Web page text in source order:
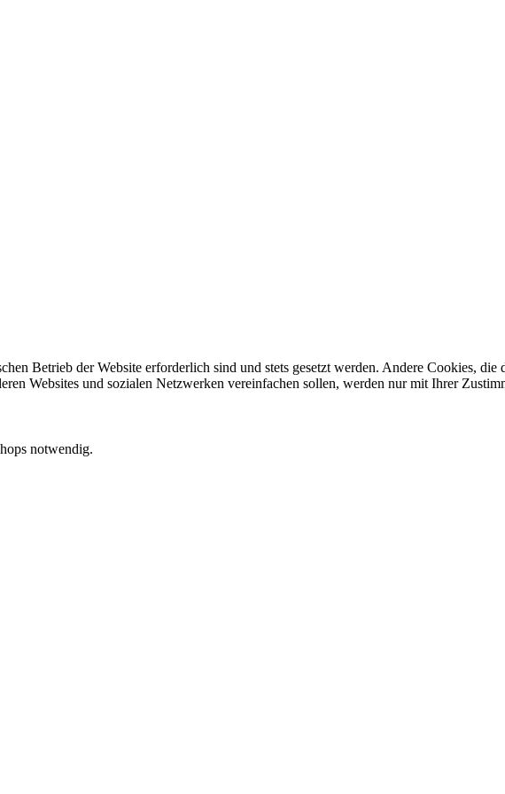
Betrieb der Website erforderlich sind und stets gesetzt werden. Andere Cookies,
Websites und sozialen Netzwerken vereinfachen sollen, werden nur mit Ihrer
notwendig.